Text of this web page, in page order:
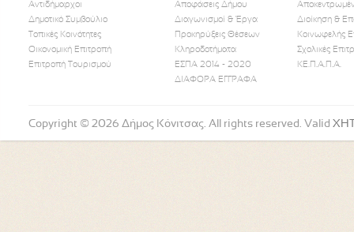
Αντιδήμαρχοι
Δημοτικό Συμβούλιο
Τοπικές Κοινότητες
Οικονομική Επιτροπή
Επιτροπή Τουρισμού
Αποφάσεις Δήμου
Διαγωνισμοί & Έργα
Προκηρύξεις Θέσεων
Κληροδοτήματα
ΕΣΠΑ 2014 - 2020
ΔΙΑΦΟΡΑ ΕΓΓΡΑΦΑ
Διοίκηση &
Κοινωφελής
Σχολικές
ΚΕ.Π.Α.Π.Α.
Follow Us
Copyright © 2026 Δήμος Κόνιτσας. All rights reserved. Valid